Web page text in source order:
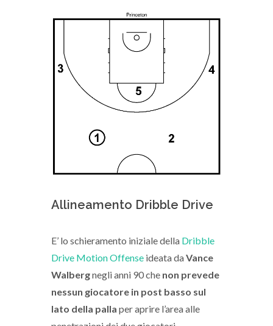
Allineamento Dribble Drive
E’ lo schieramento iniziale della Dribble
Drive Motion Offense ideata daVance
Walbergnegli anni 90 che non prevede
nessun giocatore in post basso sul
lato della palla per aprire l’area alle